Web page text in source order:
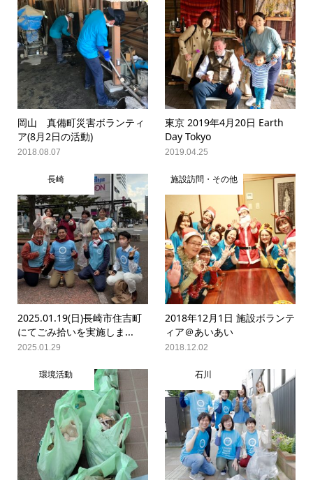
岡山 真備町災害ボランティ
ア(8月2日の活動)
2018.08.07
東京 2019年4月20日 Earth
Day Tokyo
2019.04.25
長崎
2025.01.19(日)長崎市住吉町
にてごみ拾いを実施しま...
2025.01.29
施設訪問・その他
2018年12月1日 施設ボランテ
ィア＠あいあい
2018.12.02
環境活動 石川